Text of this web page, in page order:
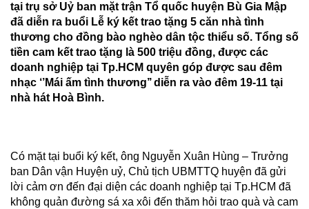
tại trụ sở Uỷ ban mặt trận Tổ quốc huyện Bù Gia Mập
đã diễn ra buổi Lễ ký kết trao tặng 5 căn nhà tình
thương cho đồng bào nghèo dân tộc thiểu số. Tổng số
tiền cam kết trao tặng là 500 triệu đồng, được các
doanh nghiệp tại Tp.HCM quyên góp được sau đêm
nhạc ‘’Mái ấm tình thương’’ diễn ra vào đêm 19-11 tại
nhà hát Hoà Bình.
Có mặt tại buổi ký kết, ông Nguyễn Xuân Hùng – Trưởng
ban Dân vận Huyện uỷ, Chủ tịch UBMTTQ huyện đã gửi
lời cảm ơn đến đại diện các doanh nghiệp tại Tp.HCM đã
không quản đường sá xa xôi đến thăm hỏi trao quà và cam